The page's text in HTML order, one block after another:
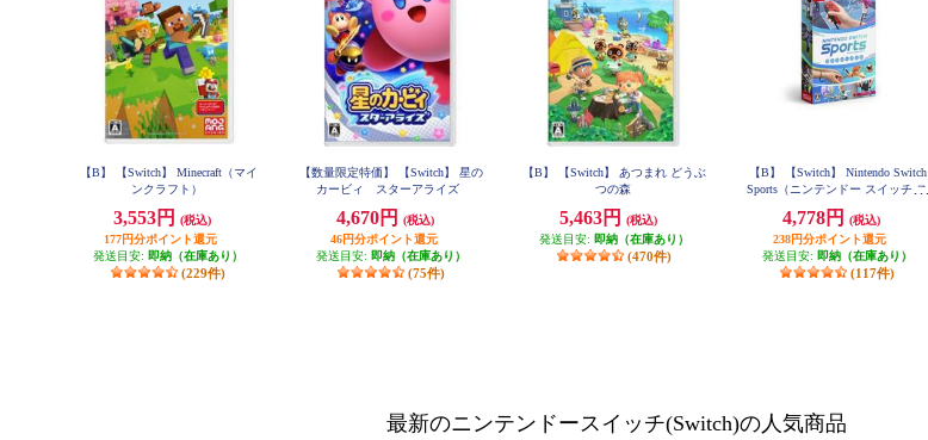
【B】 【Switch】 Minecraft（マイ
ンクラフト）
3,553円
(税込)
177円分ポイント還元
発送目安: 即納（在庫あり）
(229件)
【数量限定特価】 【Switch】 星の
カービィ スターアライズ
4,670円
(税込)
46円分ポイント還元
発送目安: 即納（在庫あり）
(75件)
【B】 【Switch】 あつまれ どうぶ
つの森
5,463円
(税込)
発送目安: 即納（在庫あり）
(470件)
【B】 【Switch】 Nintendo Switch
Sports（ニンテンドー スイッチ ス
4,778円
(税込)
238円分ポイント還元
発送目安: 即納（在庫あり）
(117件)
最新のニンテンドースイッチ(Switch)の人気商品